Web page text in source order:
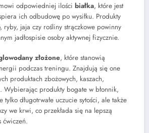
odpowiedniej ilości białka, które jest
ich odbudowę po wysiłku. Produkty
ryby, jaja czy rośliny strączkowe powinny
jadłospisie osoby aktywnej fizycznie.
złożone, które stanowią
podczas treningu. Znajdują się one
produktach zbożowych, kaszach,
Wybierając produkty bogate w błonnik,
długotrwałe uczucie sytości, ale także
we krwi, co przekłada się na lepszą
ćwiczeń.